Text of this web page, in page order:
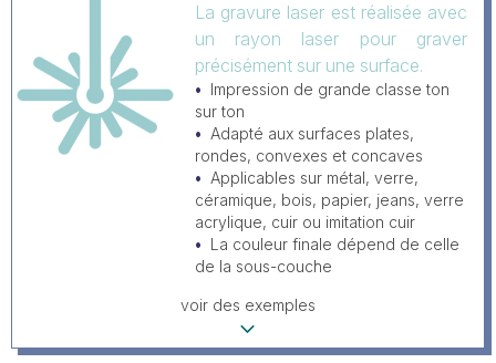
La gravure laser est réalisée avec
un rayon laser pour graver
précisément sur une surface.
Impression de grande classe ton
sur ton
Adapté aux surfaces plates,
rondes, convexes et concaves
Applicables sur métal, verre,
céramique, bois, papier, jeans, verre
acrylique, cuir ou imitation cuir
La couleur finale dépend de celle
de la sous-couche
voir des exemples